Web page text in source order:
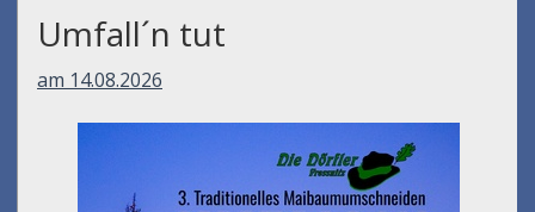
Umfall´n tut
am 14.08.2026